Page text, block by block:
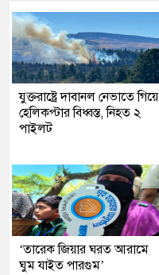
যুক্তরাষ্ট্রে দাবানল নেভাতে গিয়ে
হেলিকপ্টার বিধ্বস্ত, নিহত ২
পাইলট
‘তারেক জিয়ার ঘরত আরামে
ঘুম যাইত পারগুম’